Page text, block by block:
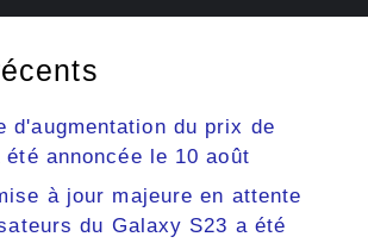
d'augmentation du prix de
été annoncée le 10 août
à jour majeure en attente
du Galaxy S23 a été